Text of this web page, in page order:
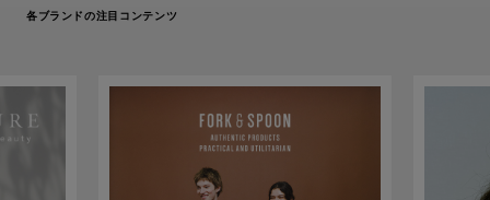
各ブランドの注目コンテンツ